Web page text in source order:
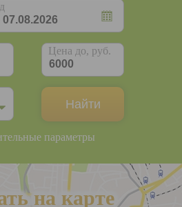
Цена до, руб.
параметры
на карте